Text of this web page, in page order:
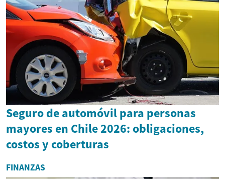
Seguro de automóvil para personas
mayores en Chile 2026: obligaciones,
costos y coberturas
FINANZAS